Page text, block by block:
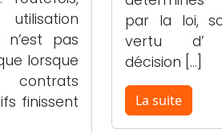
n’est pas
lorsque
finissent
par la loi,
vertu d’
décision […]
La suite